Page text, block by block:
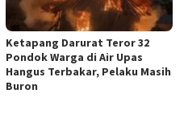
Ketapang Darurat Teror 32
Pondok Warga di Air Upas
Hangus Terbakar, Pelaku Masih
Buron